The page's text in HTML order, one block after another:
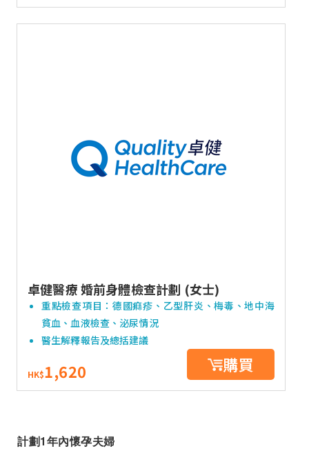
卓健醫療 婚前身體檢查計劃 (女士)
重點檢查項目：德國痲疹、乙型肝炎、梅毒、地中海
貧血、血液檢查、泌尿情況
醫生解釋報告及總括建議
HK$1,620 購買
計劃1年內懷孕夫婦